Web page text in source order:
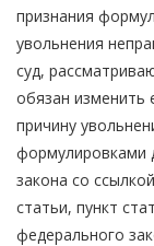
признания
увольнения
суд,
обязан изменить
причину
формулировками
закона со
статьи, пункт
федерального